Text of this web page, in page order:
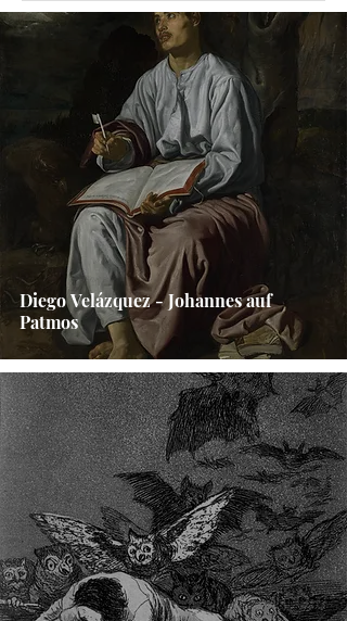
Diego Velázquez - Johannes auf
Patmos